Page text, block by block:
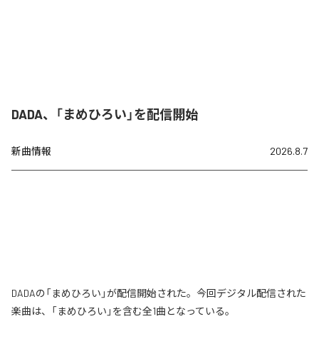
DADA、「まめひろい」を配信開始
新曲情報 2026.8.7
DADAの「まめひろい」が配信開始された。今回デジタル配信された
楽曲は、「まめひろい」を含む全1曲となっている。